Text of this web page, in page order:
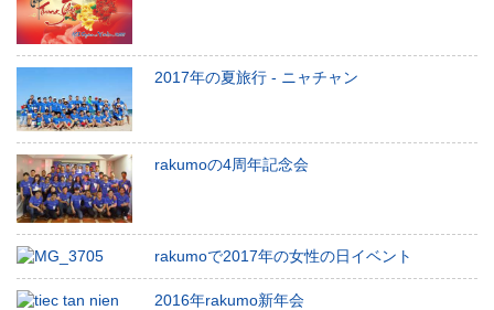
2017年の夏旅行 - ニャチャン
rakumoの4周年記念会
rakumoで2017年の女性の日イベント
2016年rakumo新年会